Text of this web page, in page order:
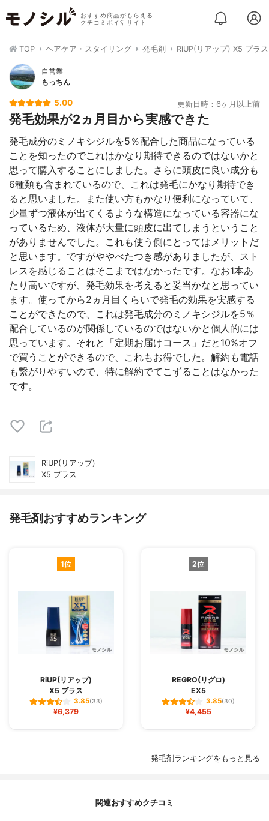
おすすめ商品がもらえる
クチコミポイ活サイト
TOP ヘアケア・スタイリング 発毛剤 RiUP(リアップ) X5 プラス
自営業
もっちん
5.00 更新日時：6ヶ月以上前
発毛効果が2ヵ月目から実感できた
発毛成分のミノキシジルを5％配合した商品になっている
ことを知ったのでこれはかなり期待できるのではないかと
思って購入することにしました。さらに頭皮に良い成分も
6種類も含まれているので、これは発毛にかなり期待でき
ると思いました。また使い方もかなり便利になっていて、
少量ずつ液体が出てくるような構造になっている容器にな
っているため、液体が大量に頭皮に出てしまうということ
がありませんでした。これも使う側にとってはメリットだ
と思います。ですがややべたつき感がありましたが、スト
レスを感じることはそこまではなかったです。なお1本あ
たり高いですが、発毛効果を考えると妥当かなと思ってい
ます。使ってから2ヵ月目くらいで発毛の効果を実感する
ことができたので、これは発毛成分のミノキシジルを5％
配合しているのが関係しているのではないかと個人的には
思っています。それと「定期お届けコース」だと10%オフ
で買うことができるので、これもお得でした。解約も電話
も繋がりやすいので、特に解約でてこずることはなかった
です。
RiUP(リアップ)
X5 プラス
発毛剤おすすめランキング
1位
RiUP(リアップ)
X5 プラス
3.85(33)
¥6,379
2位
REGRO(リグロ)
EX5
3.85(30)
¥4,455
発毛剤ランキングをもっと見る
関連おすすめクチコミ